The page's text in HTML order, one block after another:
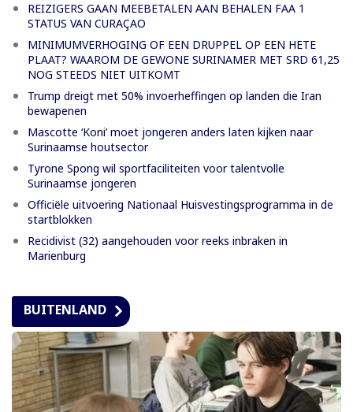
REIZIGERS GAAN MEEBETALEN AAN BEHALEN FAA 1
STATUS VAN CURAÇAO
MINIMUMVERHOGING OF EEN DRUPPEL OP EEN HETE
PLAAT? WAAROM DE GEWONE SURINAMER MET SRD 61,25
NOG STEEDS NIET UITKOMT
Trump dreigt met 50% invoerheffingen op landen die Iran
bewapenen
Mascotte ‘Koni’ moet jongeren anders laten kijken naar
Surinaamse houtsector
Tyrone Spong wil sportfaciliteiten voor talentvolle
Surinaamse jongeren
Officiële uitvoering Nationaal Huisvestingsprogramma in de
startblokken
Recidivist (32) aangehouden voor reeks inbraken in
Marienburg
BUITENLAND